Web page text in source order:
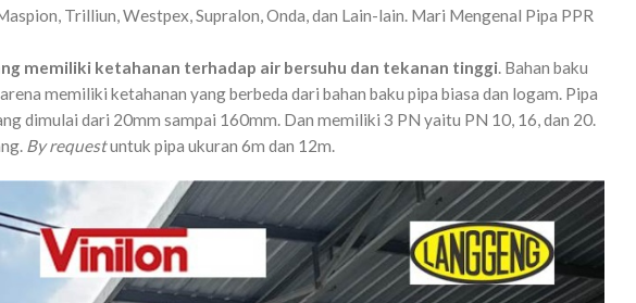
Trilliun, Westpex, Supralon, Onda, dan Lain-lain. Mari Mengenal Pipa PPR
memiliki ketahanan terhadap air bersuhu dan tekanan tinggi. Bahan baku
memiliki ketahanan yang berbeda dari bahan baku pipa biasa dan logam. Pipa
dimulai dari 20mm sampai 160mm. Dan memiliki 3 PN yaitu PN 10, 16, dan 20.
By requestuntuk pipa ukuran 6m dan 12m.